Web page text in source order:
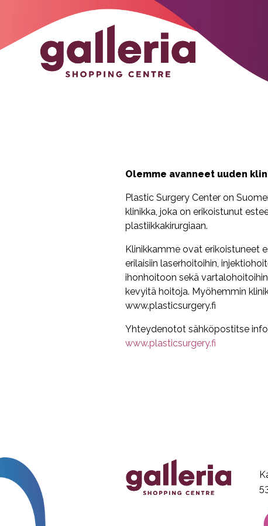
Olemme avanneet uuden
Plastic Surgery Center on
klinikka, joka on erikoistunut
plastiikkakirurgiaan.
Klinikkamme ovat erikoistuneet
erilaisiin laserhoitoihin,
ihonhoitoon sekä
kevyitä hoitoja. Myöhemmin
www.plasticsurgery.fi
Yhteydenotot sähköpostitse
www.plasticsurgery.fi